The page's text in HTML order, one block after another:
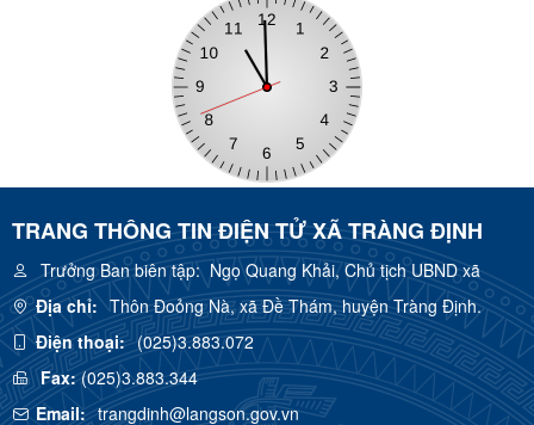
TRANG THÔNG TIN ĐIỆN TỬ XÃ TRÀNG ĐỊNH
Trưởng Ban biên tập:Ngọ Quang Khải, Chủ tịch UBND xã
Địa chỉ: Thôn Đoỏng Nà, xã Đề Thám, huyện Tràng Định.
Điện thoại: (025)3.883.072
Fax:(025)3.883.344
Email: trangdinh@langson.gov.vn